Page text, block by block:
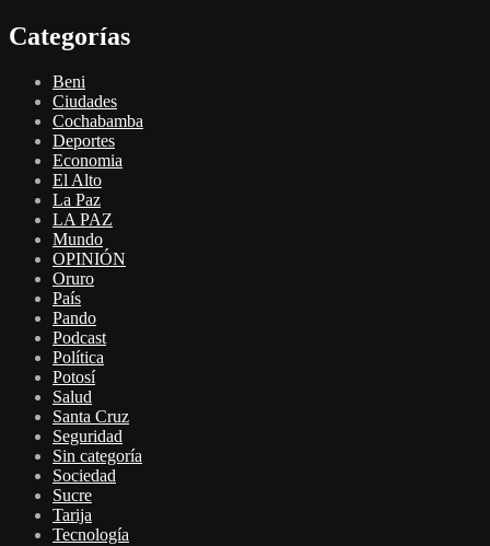
Categorías
Beni
Ciudades
Cochabamba
Deportes
Economia
El Alto
La Paz
LA PAZ
Mundo
OPINIÓN
Oruro
País
Pando
Podcast
Política
Potosí
Salud
Santa Cruz
Seguridad
Sin categoría
Sociedad
Sucre
Tarija
Tecnología